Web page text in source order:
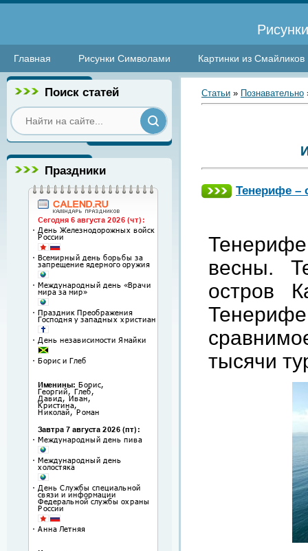
Главная Рисунки Символами Картинки из Смайликов
Поиск статей
Праздники
Статьи » Познавательно
Тенерифе –
Тенерифе
весны.
остров
Тенерифе
тысячи